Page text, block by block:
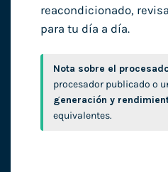
reacondicionado,
para tu día a día.
Nota sobre el
procesador publicado o
generación y
equivalentes.